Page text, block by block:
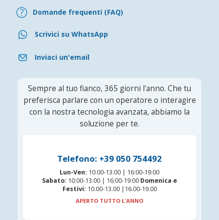
Domande frequenti (FAQ)
Scrivici su WhatsApp
Inviaci un'email
Sempre al tuo fianco, 365 giorni l'anno. Che tu
preferisca parlare con un operatore o interagire
con la nostra tecnologia avanzata, abbiamo la
soluzione per te.
Telefono: +39 050 754492
Lun-Ven: 10:00-13:00 | 16:00-19:00
Sabato: 10:00-13:00 | 16:00-19:00 Domenica e
Festivi: 10.00-13.00 |16.00-19.00
APERTO TUTTO L'ANNO